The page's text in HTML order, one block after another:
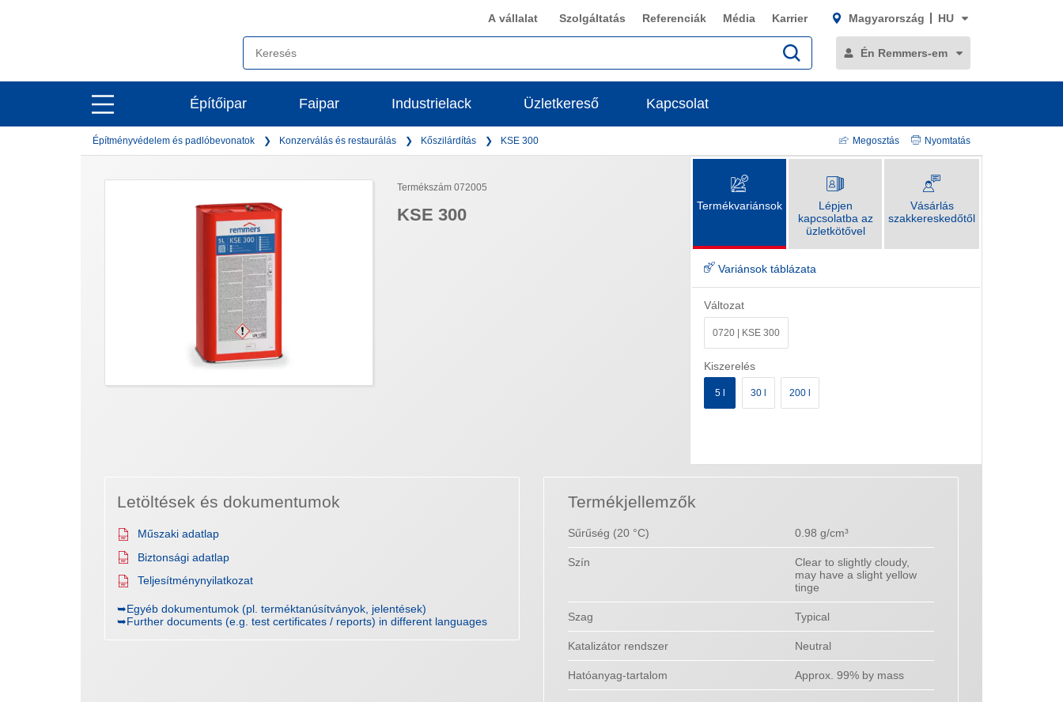
open
main
navigation
A vállalat Szolgáltatás Referenciák Média Karrier Magyarország HU
Én Remmers-em
open
main
Építőipar Faipar Industrielack Üzletkereső Kapcsolat
Építményvédelem és padlóbevonatok Konzerválás és restaurálás Kőszilárdítás KSE 300 Megosztás Nyomtatás
Termékszám 072005
KSE 300 Termékvariánsok
Lépjen
kapcsolatba az
üzletkötővel
Vásárlás
szakkereskedőtől
Variánsok táblázata
Változat
0720 | KSE 300
Kiszerelés
5 l 30 l 200 l
Letöltések és dokumentumok
Műszaki adatlap
Biztonsági adatlap
Teljesítménynyilatkozat
➥Egyéb dokumentumok (pl. terméktanúsítványok, jelentések)
➥Further documents (e.g. test certificates / reports) in different languages
Termékjellemzők
Sűrűség (20 °C) 0.98 g/cm³
Szín
Clear to slightly cloudy,
may have a slight yellow
tinge
Szag Typical
Katalizátor rendszer Neutral
Hatóanyag-tartalom Approx. 99% by mass